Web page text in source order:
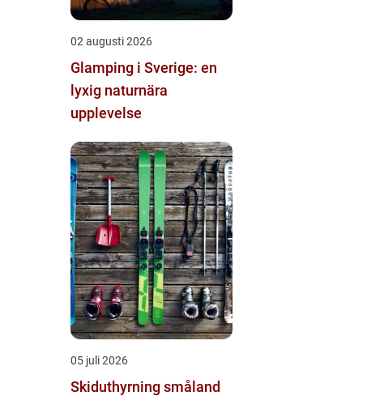
02 augusti 2026
Glamping i Sverige: en
lyxig naturnära
upplevelse
05 juli 2026
Skiduthyrning småland